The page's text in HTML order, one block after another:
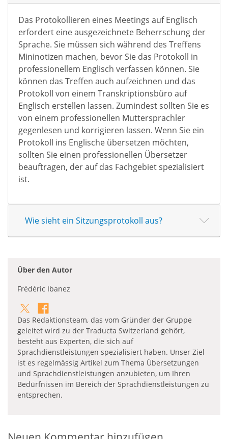
Das Protokollieren eines Meetings auf Englisch
erfordert eine ausgezeichnete Beherrschung der
Sprache. Sie müssen sich während des Treffens
Mininotizen machen, bevor Sie das Protokoll in
professionellem Englisch verfassen können. Sie
können das Treffen auch aufzeichnen und das
Protokoll von einem Transkriptionsbüro auf
Englisch erstellen lassen. Zumindest sollten Sie es
von einem professionellen Muttersprachler
gegenlesen und korrigieren lassen. Wenn Sie ein
Protokoll ins Englische übersetzen möchten,
sollten Sie einen professionellen Übersetzer
beauftragen, der auf das Fachgebiet spezialisiert
ist.
Wie sieht ein Sitzungsprotokoll aus?
Über den Autor
Frédéric Ibanez
Das Redaktionsteam, das vom Gründer der Gruppe
geleitet wird zu der Traducta Switzerland gehört,
besteht aus Experten, die sich auf
Sprachdienstleistungen spezialisiert haben. Unser Ziel
ist es regelmässig Artikel zum Thema Übersetzungen
und Sprachdienstleistungen anzubieten, um Ihren
Bedürfnissen im Bereich der Sprachdienstleistungen zu
entsprechen.